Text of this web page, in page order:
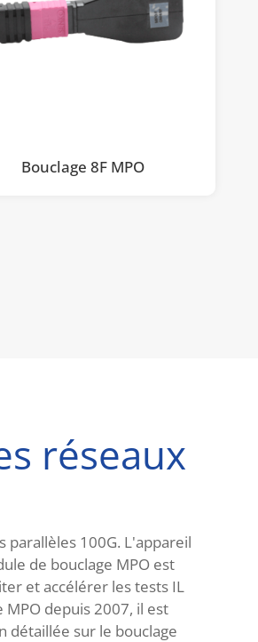
Bouclage 8F MPO
réseaux
100G. L'appareil
de bouclage MPO est
et accélérer les tests IL
depuis 2007, il est
détaillée sur le bouclage